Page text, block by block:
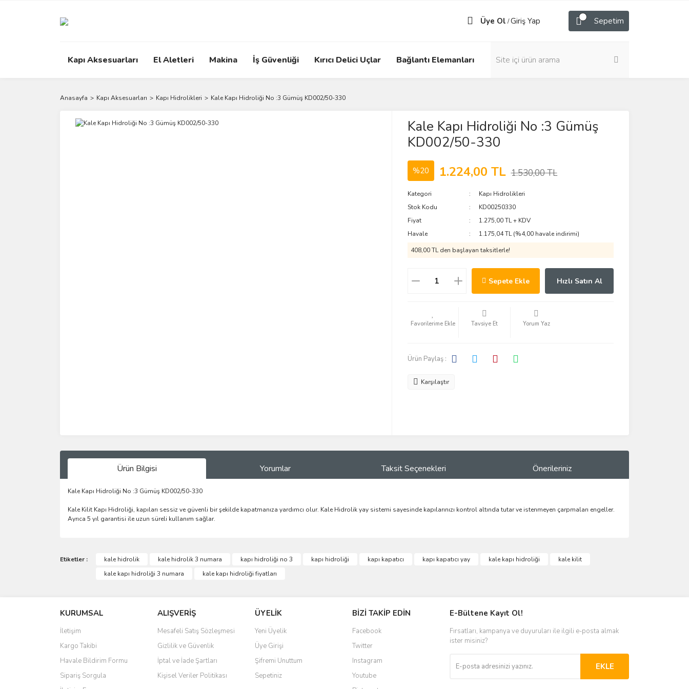
Üye Ol /Giriş Yap Sepetim
Kapı Aksesuarları El Aletleri Makina İş Güvenliği Kırıcı Delici Uçlar Bağlantı Elemanları
Anasayfa Kapı Aksesuarları Kapı Hidrolikleri Kale Kapı Hidroliği No :3 Gümüş KD002/50-330
Kale Kapı Hidroliği No :3 Gümüş
KD002/50-330
%20 1.224,00 TL 1.530,00 TL
Kategori
Kapı Hidrolikleri
Stok Kodu
KD00250330
Fiyat
1.275,00 TL + KDV
Havale
1.175,04 TL (%4,00 havale indirimi)
408,00 TL den başlayan taksitlerle!
Sepete Ekle Hızlı Satın Al
Tavsiye Et Yorum Yaz
Ürün Paylaş :
Karşılaştır
Ürün Bilgisi Yorumlar Taksit Seçenekleri Önerileriniz
Kale Kapı Hidroliği No :3 Gümüş KD002/50-330
Kale Kilit Kapı Hidroliği, kapıları sessiz ve güvenli bir şekilde kapatmanıza yardımcı olur. Kale Hidrolik yay sistemi sayesinde kapılarınızı kontrol altında tutar ve istenmeyen çarpmaları engeller.
Ayrıca 5 yıl garantisi ile uzun süreli kullanım sağlar.
Bu ürüne ilk yorumu siz yapın!
Görüş ve önerileriniz için teşekkür ederiz.
Ürün bilgilerinde hatalar bulunuyor.
Ürün fiyatı diğer sitelerden daha pahalı.
Bu ürüne benzer farklı alternatifler olmalı.
Etiketler : kale hidrolik kale hidrolik 3 numara kapı hidroliği no 3 kapı hidroliği kapı kapatıcı kapı kapatıcı yay kale kapı hidroliği
kale kilit
kale kapı hidroliği 3 numara
kale kapı hidroliği fiyatları
KURUMSAL
İletişim
Kargo Takibi
Havale Bildirim Formu
Sipariş Sorgula
ALIŞVERİŞ
Mesafeli Satış Sözleşmesi
Gizlilik ve Güvenlik
İptal ve İade Şartları
Kişisel Veriler Politikası
ÜYELİK
Yeni Üyelik
Üye Girişi
Şifremi Unuttum
Sepetiniz
BİZİ TAKİP EDİN
Facebook
Twitter
Instagram
Youtube
E-Bültene Kayıt Ol!
Fırsatları, kampanya ve duyuruları ile ilgili e-posta almak
ister misiniz?
EKLE